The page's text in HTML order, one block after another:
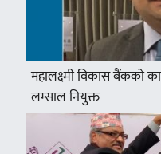
महालक्ष्मी विकास बैंकको
लम्साल नियुक्त